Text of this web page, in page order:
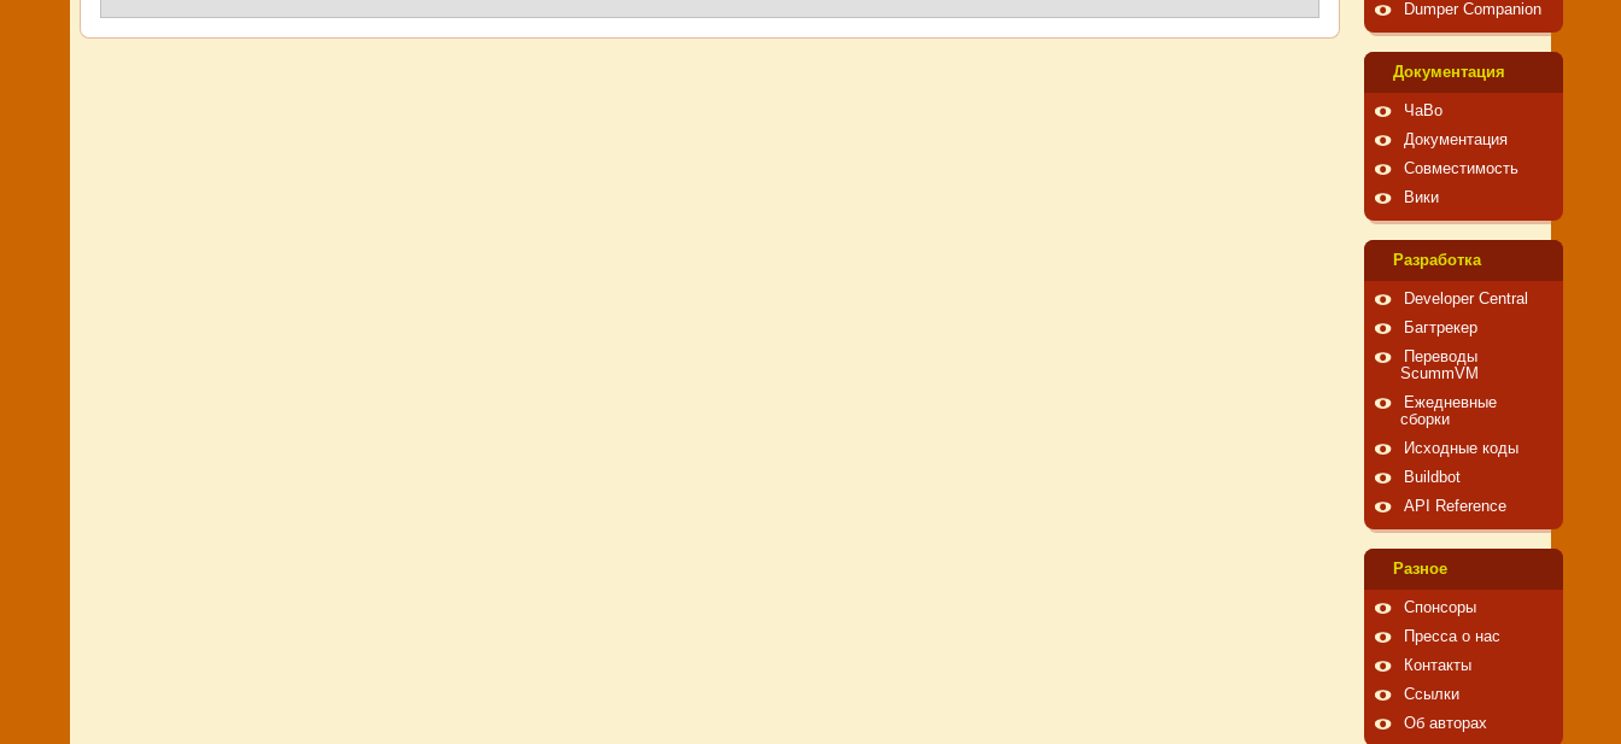
Dumper Companion
Документация
ЧаВо
Документация
Совместимость
Вики
Pазработка
Developer Central
Багтрекер
Переводы
ScummVM
Ежедневные
сборки
Исходные коды
Buildbot
API Reference
Pазное
Спонсоры
Пресса о нас
Контакты
Ссылки
Об авторах